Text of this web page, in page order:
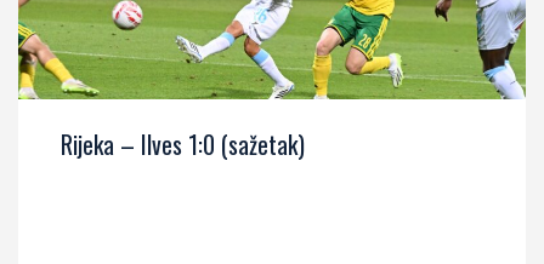
Rijeka – Ilves 1:0 (sažetak)